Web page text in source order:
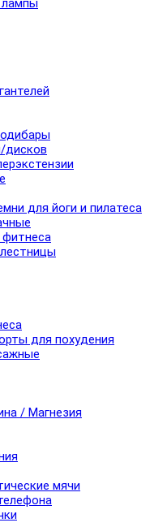
лампы
дисков
для йоги и пилатеса
фитнеса
для похудения
/ Магнезия
мячи